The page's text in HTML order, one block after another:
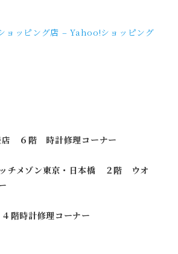
ョッピング店 – Yahoo!ショッピング
店 ６階 時計修理コーナー
ッチメゾン東京・日本橋 ２階 ウオ
階時計修理コーナー